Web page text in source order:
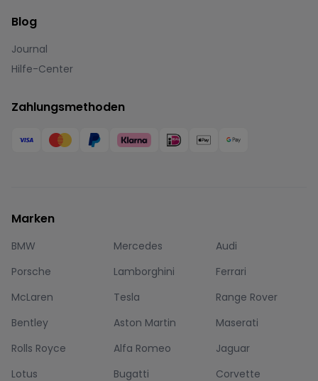
Blog
Journal
Hilfe-Center
Zahlungsmethoden
Marken
BMW Mercedes
Audi
Porsche
Lamborghini
Ferrari
McLaren
Tesla
Range Rover
Bentley
Aston Martin
Maserati
Rolls Royce
Alfa Romeo
Jaguar
Lotus
Bugatti Corvette